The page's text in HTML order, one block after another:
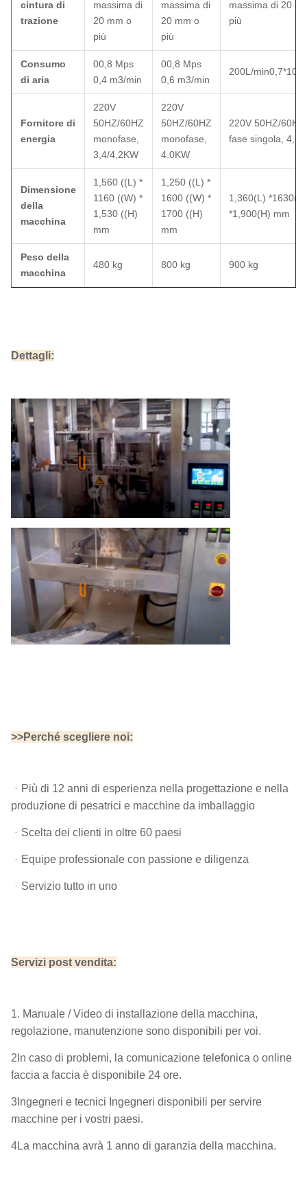
cintura di
trazione
massima di
20 mm o
più
massima di
20 mm o
più
massima di 20
più
Consumo
di aria
00,8 Mps
0,4 m3/min
00,8 Mps
0,6 m3/min
200L/
Fornitore di
energia
220V
50HZ/60HZ
monofase,
3,4/4,2KW
220V
50HZ/60HZ
monofase,
4.0KW
220V 50HZ/60HZ
fase singola, 4,5
Dimensione
della
macchina
1,560 ((L) *
1160 ((W) *
1,530 ((H)
mm
1,250 ((L) *
1600 ((W) *
1700 ((H)
mm
1,360(L)
*1,900(H) mm
Peso della
macchina
480 kg 800 kg 900 kg
Dettagli:
>>Perché scegliere noi:
ᆞ Più di 12 anni di esperienza nella progettazione e nella
produzione di pesatrici e macchine da imballaggio
ᆞScelta dei clienti in oltre 60 paesi
ᆞEquipe professionale con passione e diligenza
ᆞServizio tutto in uno
Servizi post vendita:
1. Manuale / Video di installazione della macchina,
regolazione, manutenzione sono disponibili per voi.
2In caso di problemi, la comunicazione telefonica o online
faccia a faccia è disponibile 24 ore.
3Ingegneri e tecnici Ingegneri disponibili per servire
macchine per i vostri paesi.
4La macchina avrà 1 anno di garanzia della macchina.